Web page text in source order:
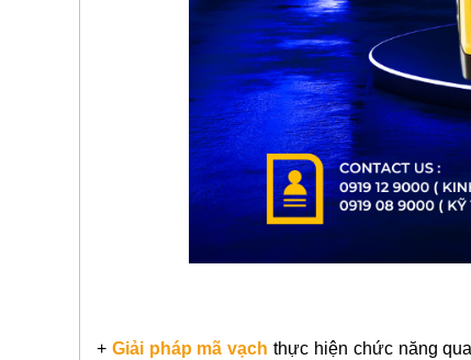
+ Giải pháp mã vạch thực hiện chức năng